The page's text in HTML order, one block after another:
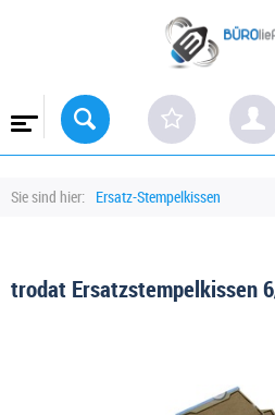
Sie sind hier: Ersatz-Stempelkissen
trodat Ersatzstempelkissen